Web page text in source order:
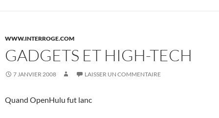
WWW.INTERROGE.COM
GADGETS ET HIGH-TECH
7 JANVIER 2008 LAISSER UN COMMENTAIRE
Quand OpenHulu fut lanc